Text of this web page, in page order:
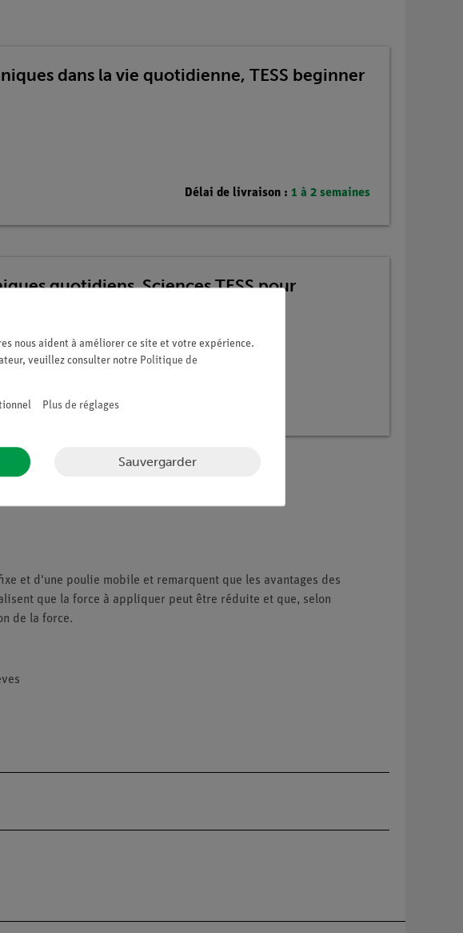
dans la vie quotidienne, TESS beginner
Délai de livraison : 1 à 2 semaines
quotidiens. Sciences TESS pour
et d'une poulie mobile et remarquent que les avantages des
que la force à appliquer peut être réduite et que, selon
de la force.
nous aident à améliorer ce site et votre expérience.
veuillez consulter notre Politique de
Plus de réglages
Sauvergarder